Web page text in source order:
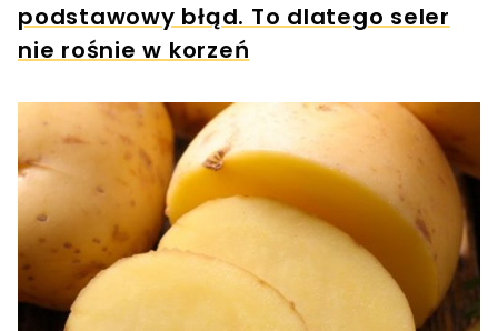
podstawowy błąd. To dlatego seler
nie rośnie w korzeń